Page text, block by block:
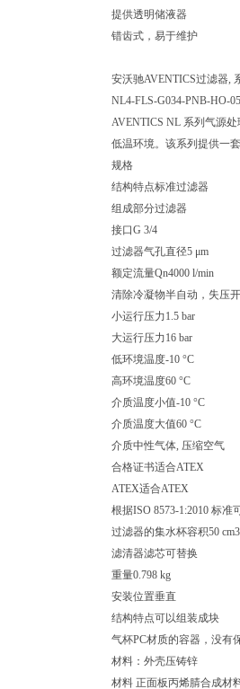
提供透明储液器
错齿式，易于维护
安沃驰AVENTICS过滤器,
NL4-FLS-G034-PNB-HO-
AVENTICS NL 系列气源
低温环境。该系列提供一
规格
结构特点标准过滤器
组成部分过滤器
接口G 3/4
过滤器气孔直径5 μm
额定流量Qn4000 l/min
清除冷凝物半自动，失压
小运行压力1.5 bar
大运行压力16 bar
低环境温度-10 °C
高环境温度60 °C
介质温度小值-10 °C
介质温度大值60 °C
介质中性气体, 压缩空气
合格证书适合ATEX
ATEX适合ATEX
根据ISO 8573-1:2010 标准
过滤器的集水杯容积50 cm3
滤清器滤芯可替换
重量0.798 kg
安装位置垂直
结构特点可以组装成块
气杯PC材质的容器，没有
材料：外壳压铸锌
材料 正面板丙烯腈合成材